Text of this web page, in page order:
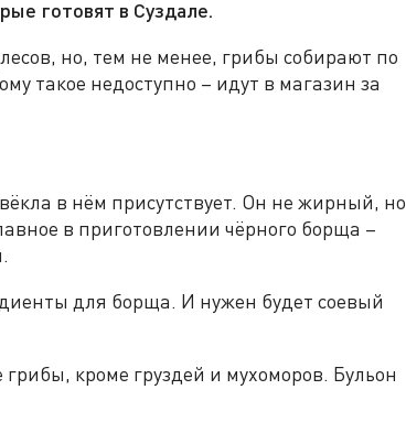
готовят в Суздале.
но, тем не менее, грибы собирают по
такое недоступно – идут в магазин за
в нём присутствует. Он не жирный, но
в приготовлении чёрного борща –
для борща. И нужен будет соевый
кроме груздей и мухоморов. Бульон